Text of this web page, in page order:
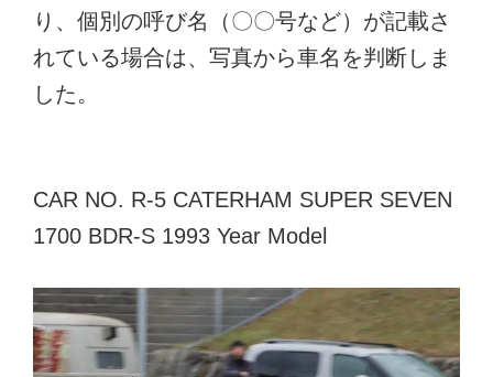
り、個別の呼び名（〇〇号など）が記載さ
れている場合は、写真から車名を判断しま
した。
CAR NO. R-5 CATERHAM SUPER SEVEN
1700 BDR-S 1993 Year Model